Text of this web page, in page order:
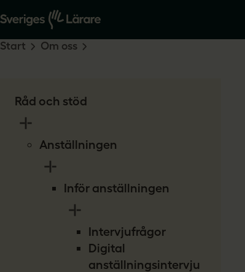
Råd och stöd
Anställningen
Inför anställningen
Intervjufrågor
Digital
anställningsintervju
Start Om oss